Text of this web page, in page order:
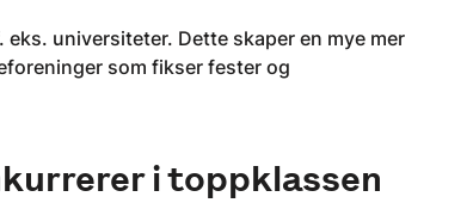
universiteter. Dette skaper en mye mer
som fikser fester og
i toppklassen